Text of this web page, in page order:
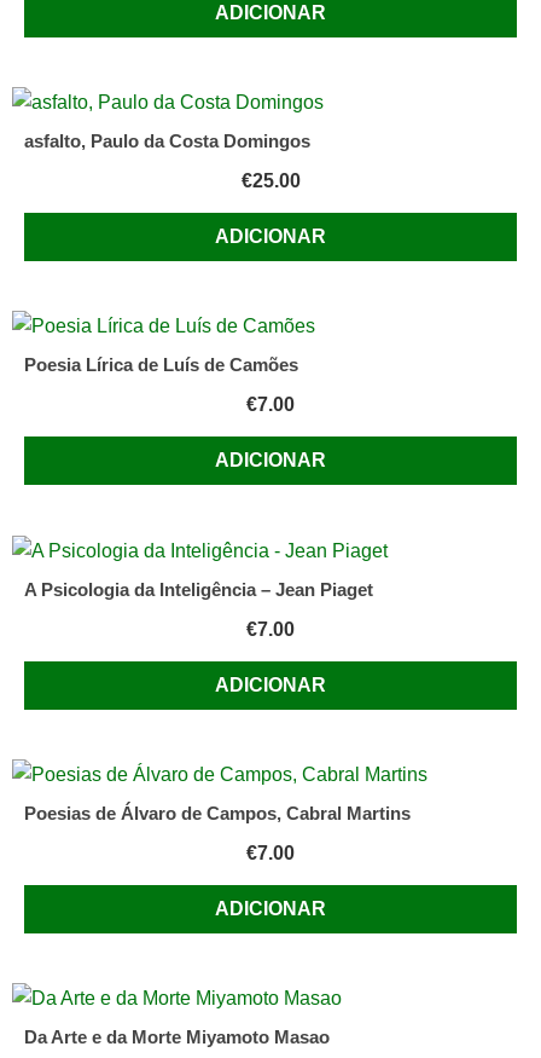
ADICIONAR
asfalto, Paulo da Costa Domingos
€25.00
ADICIONAR
Poesia Lírica de Luís de Camões
€7.00
ADICIONAR
A Psicologia da Inteligência – Jean Piaget
€7.00
ADICIONAR
Poesias de Álvaro de Campos, Cabral Martins
€7.00
ADICIONAR
Da Arte e da Morte Miyamoto Masao